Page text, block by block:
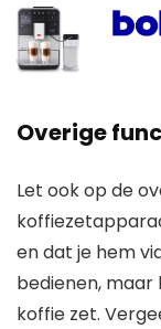
Overige
Let ook op de
en dat je hem
bedienen, maar
koffie zet.